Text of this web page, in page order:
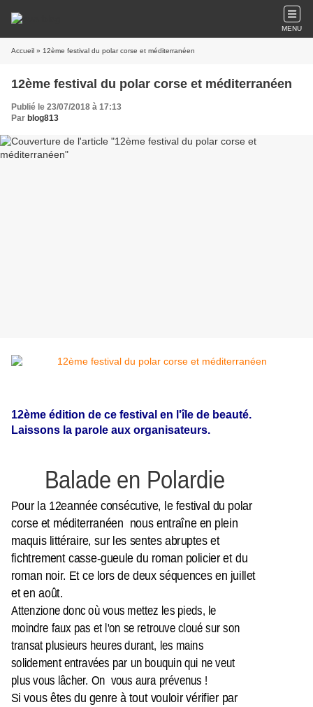
MENU
Accueil » 12ème festival du polar corse et méditerranéen
12ème festival du polar corse et méditerranéen
Publié le 23/07/2018 à 17:13
Par blog813
12ème édition de ce festival en l'île de beauté.
Laissons la parole aux organisateurs.
Balade en Polardie
Pour la 12eannée consécutive, le festival du polar
corse et méditerranéen nous entraîne en plein
maquis littéraire, sur les sentes abruptes et
fichtrement casse-gueule du roman policier et du
roman noir. Et ce lors de deux séquences en juillet
et en août.
Attenzione donc où vous mettez les pieds, le
moindre faux pas et l'on se retrouve cloué sur son
transat plusieurs heures durant, les mains
solidement entravées par un bouquin qui ne veut
plus vous lâcher. On vous aura prévenus !
Si vous êtes du genre à tout vouloir vérifier par